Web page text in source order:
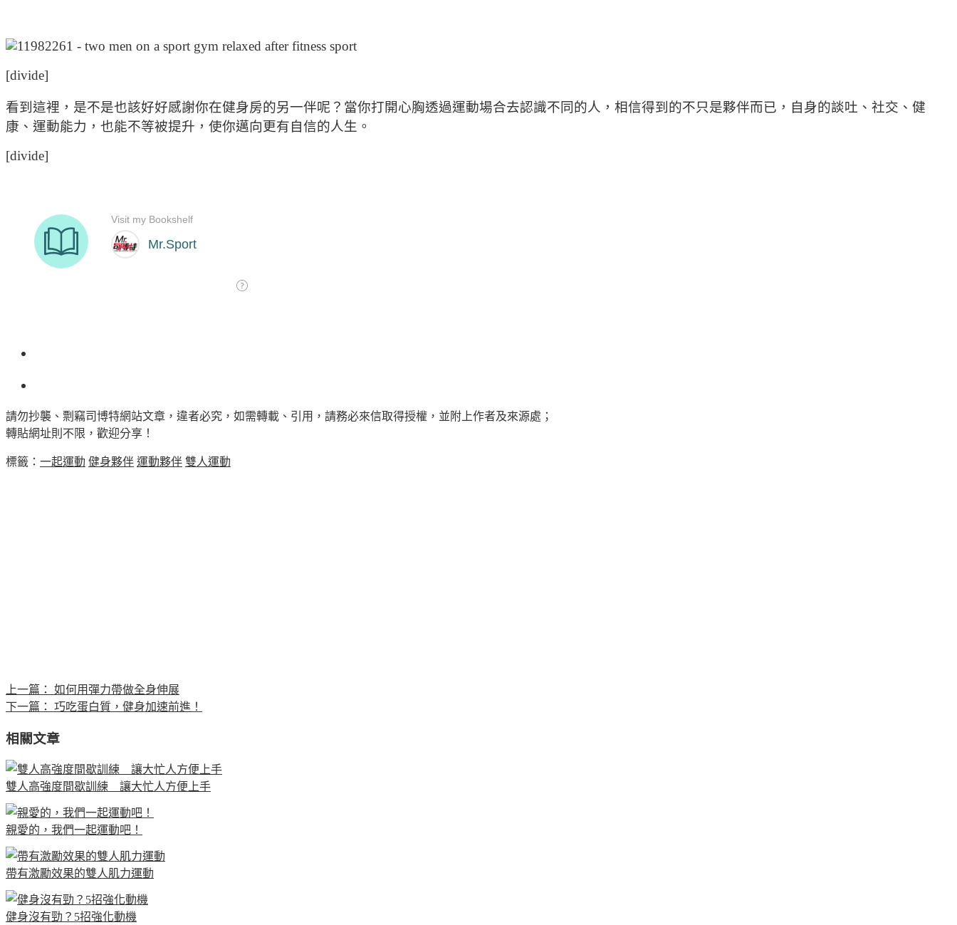
[divide]
看到這裡，是不是也該好好感謝你在健身房的另一伴呢？當你打開心胸透過運動場合去認識不同的人，相信得到的不只是夥伴而已，自身的談吐、社交、健
康、運動能力，也能不等被提升，使你邁向更有自信的人生。
[divide]
請勿抄襲、剽竊司博特網站文章，違者必究，如需轉載、引用，請務必來信取得授權，並附上作者及來源處；
轉貼網址則不限，歡迎分享！
標籤： 一起運動 健身夥伴 運動夥伴 雙人運動
上一篇：
如何用彈力帶做全身伸展
下一篇：
巧吃蛋白質，健身加速前進！
相關文章
雙人高強度間歇訓練 讓大忙人方便上手
親愛的，我們一起運動吧！
帶有激勵效果的雙人肌力運動
健身沒有勁？5招強化動機